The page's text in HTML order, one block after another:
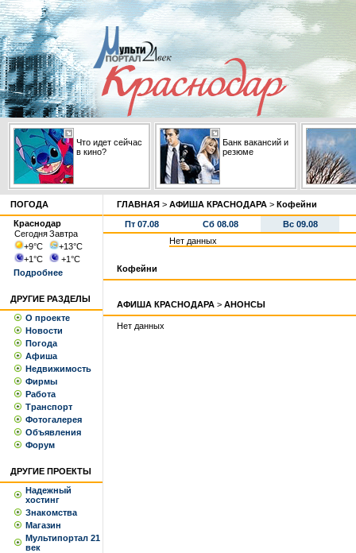
Что идет сейчас
в кино?
Банк вакансий и
резюме
ПОГОДА
Краснодар
СегодняЗавтра
+9°С +13°С
+1°С +1°С
Подробнее
ДРУГИЕ РАЗДЕЛЫ
О проекте
Новости
Погода
Афиша
Недвижимость
Фирмы
Работа
Транспорт
Фотогалерея
Объявления
Форум
ДРУГИЕ ПРОЕКТЫ
Надежный
хостинг
Знакомства
Магазин
Мультипортал 21
век
ГЛАВНАЯ > АФИША КРАСНОДАРА > Кофейни
Пт 07.08 Сб 08.08
Вс 09.08
Нет данных
Кофейни
АФИША КРАСНОДАРА > АНОНСЫ
Нет данных